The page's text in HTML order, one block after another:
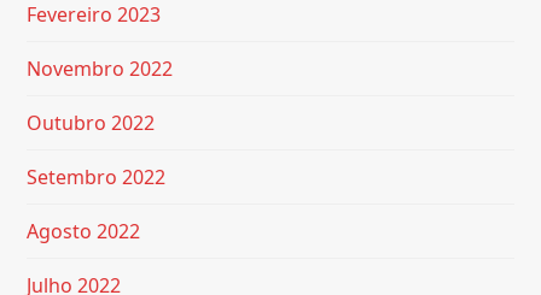
Fevereiro 2023
Novembro 2022
Outubro 2022
Setembro 2022
Agosto 2022
Julho 2022